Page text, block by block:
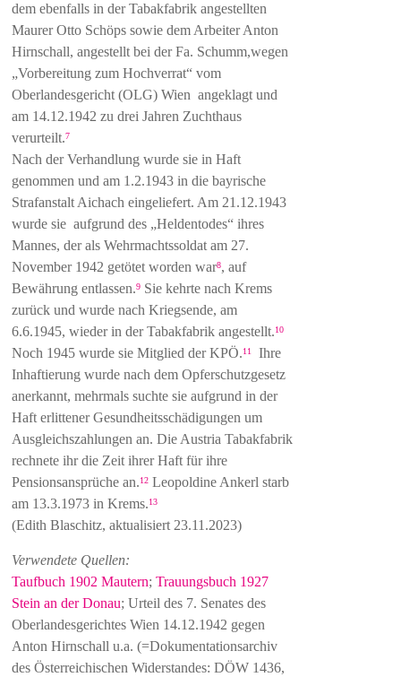
dem ebenfalls in der Tabakfabrik angestellten
Maurer Otto Schöps sowie dem Arbeiter Anton
Hirnschall, angestellt bei der Fa. Schumm,wegen
„Vorbereitung zum Hochverrat“ vom
Oberlandesgericht (OLG) Wien angeklagt und
am 14.12.1942 zu drei Jahren Zuchthaus
verurteilt.7
Nach der Verhandlung wurde sie in Haft
genommen und am 1.2.1943 in die bayrische
Strafanstalt Aichach eingeliefert. Am 21.12.1943
wurde sie aufgrund des „Heldentodes“ ihres
Mannes, der als Wehrmachtssoldat am 27.
November 1942 getötet worden war8, auf
Bewährung entlassen.9 Sie kehrte nach Krems
zurück und wurde nach Kriegsende, am
6.6.1945, wieder in der Tabakfabrik angestellt.10
Noch 1945 wurde sie Mitglied der KPÖ.11
Ihre
Inhaftierung wurde nach dem Opferschutzgesetz
anerkannt, mehrmals suchte sie aufgrund in der
Haft erlittener Gesundheitsschädigungen um
Ausgleichszahlungen an. Die Austria Tabakfabrik
rechnete ihr die Zeit ihrer Haft für ihre
Pensionsansprüche an.12 Leopoldine Ankerl starb
am 13.3.1973 in Krems.13
(Edith Blaschitz, aktualisiert 23.11.2023)
Verwendete Quellen:
Taufbuch 1902 Mautern;Trauungsbuch 1927
Stein an der Donau; Urteil des 7. Senates des
Oberlandesgerichtes Wien 14.12.1942 gegen
Anton Hirnschall u.a. (=Dokumentationsarchiv
des Österreichischen Widerstandes: DÖW 1436,